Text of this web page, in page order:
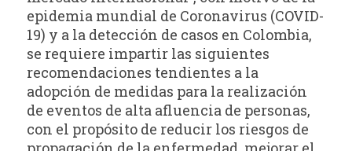
epidemia mundial de Coronavirus (COVID-
19) y a la detección de casos en Colombia,
se requiere impartir las siguientes
recomendaciones tendientes a la
adopción de medidas para la realización
de eventos de alta afluencia de personas,
con el propósito de reducir los riesgos de